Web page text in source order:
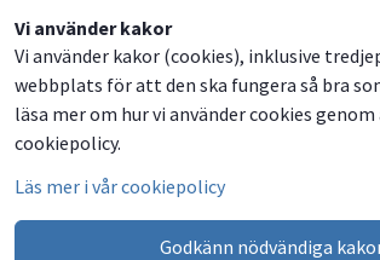
Vi använder kakor
Vi använder kakor (cookies), inklusive
webbplats för att den ska fungera så bra
läsa mer om hur vi använder cookies
cookiepolicy.
Läs mer i vår cookiepolicy
Godkänn nödvändiga
Dela
på
Facebook
Dela
på
Twitter
Dela
på
LinkedIn
Dela
via
email